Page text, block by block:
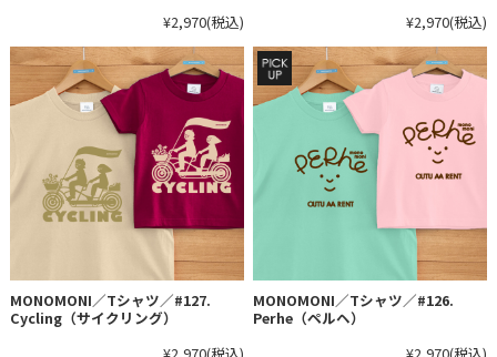
¥2,970(税込)
¥2,970(税込)
MONOMONI／Tシャツ／#127.
Cycling（サイクリング）
MONOMONI／Tシャツ／#126.
Perhe（ペルヘ）